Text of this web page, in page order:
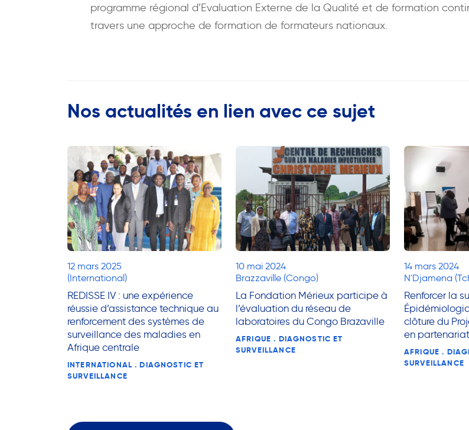
programme régional d’Evaluation Externe de la Qualité et de formation
travers une approche de formation de formateurs nationaux.
Nos actualités en lien avec ce sujet
12 mars 2025
(International)
REDISSE IV : une expérience
réussie d’assistance technique au
renforcement des systèmes de
surveillance des maladies en
Afrique centrale
INTERNATIONAL . DIAGNOSTIC ET
SURVEILLANCE
10 mai 2024
Brazzaville (Congo)
La Fondation Mérieux participe à
l’évaluation du réseau de
laboratoires du Congo Brazaville
AFRIQUE . DIAGNOSTIC ET
SURVEILLANCE
14 mars 2024
N'Djamena
Renforcer la
clôture du
en
AFRIQUE .
SURVEILLANCE